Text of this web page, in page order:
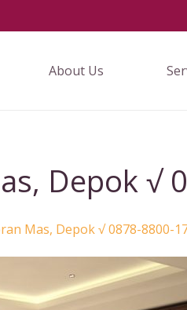
About Us
Depok √
Mas, Depok √ 0878-8800-